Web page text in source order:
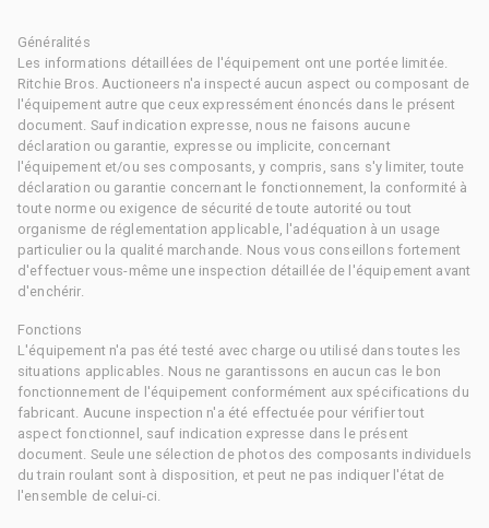
Généralités
Les informations détaillées de l'équipement ont une portée limitée.
Ritchie Bros. Auctioneers n'a inspecté aucun aspect ou composant de
l'équipement autre que ceux expressément énoncés dans le présent
document. Sauf indication expresse, nous ne faisons aucune
déclaration ou garantie, expresse ou implicite, concernant
l'équipement et/ou ses composants, y compris, sans s'y limiter, toute
déclaration ou garantie concernant le fonctionnement, la conformité à
toute norme ou exigence de sécurité de toute autorité ou tout
organisme de réglementation applicable, l'adéquation à un usage
particulier ou la qualité marchande. Nous vous conseillons fortement
d'effectuer vous-même une inspection détaillée de l'équipement avant
d'enchérir.
Fonctions
L'équipement n'a pas été testé avec charge ou utilisé dans toutes les
situations applicables. Nous ne garantissons en aucun cas le bon
fonctionnement de l'équipement conformément aux spécifications du
fabricant. Aucune inspection n'a été effectuée pour vérifier tout
aspect fonctionnel, sauf indication expresse dans le présent
document. Seule une sélection de photos des composants individuels
du train roulant sont à disposition, et peut ne pas indiquer l'état de
l'ensemble de celui-ci.